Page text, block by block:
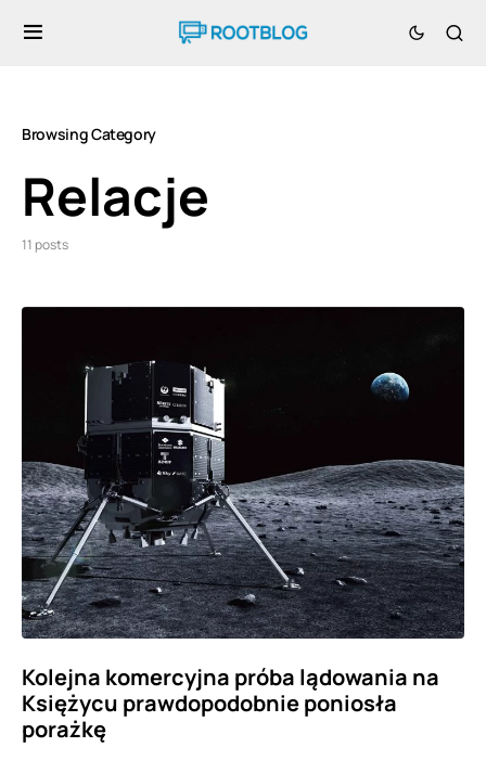
Browsing Category
Relacje
11 posts
Kolejna komercyjna próba lądowania na
Księżycu prawdopodobnie poniosła
porażkę